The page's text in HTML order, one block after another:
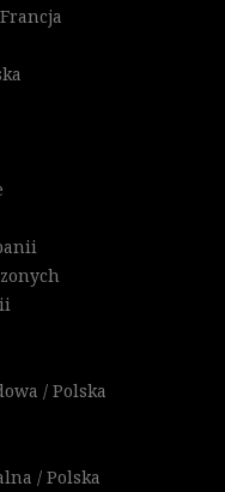
/ Polska
/ Polska